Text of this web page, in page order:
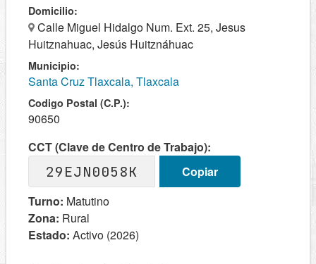
Domicilio:
Calle Miguel Hidalgo Num. Ext. 25, Jesus
Huitznahuac, Jesús Huitznáhuac
Municipio:
Santa Cruz Tlaxcala, Tlaxcala
Codigo Postal (C.P.):
90650
CCT (Clave de Centro de Trabajo):
29EJN0058K
Copiar
Turno: Matutino
Zona: Rural
Estado: Activo (2026)